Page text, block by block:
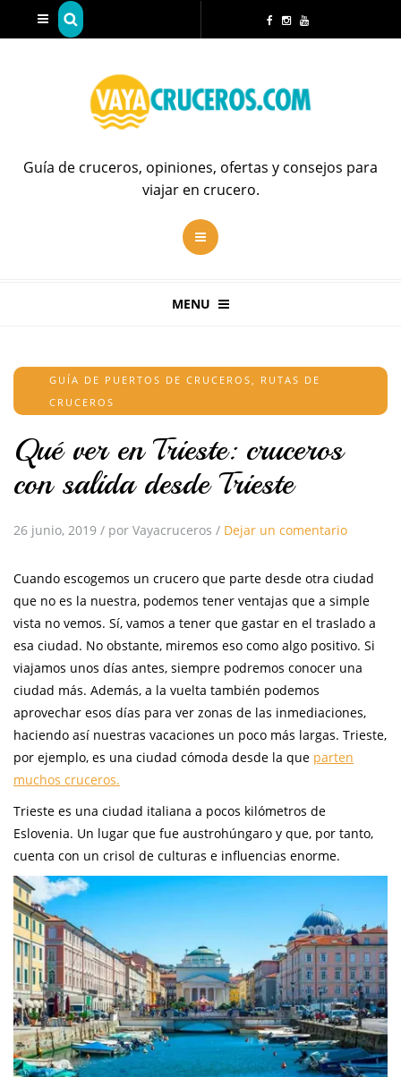
Guía de cruceros, opiniones, ofertas y consejos para
viajar en crucero.
MENU
GUÍA DE PUERTOS DE CRUCEROS, RUTAS DE
CRUCEROS
Qué ver en Trieste: cruceros
con salida desde Trieste
26 junio, 2019 / por Vayacruceros / Dejar un comentario
Cuando escogemos un crucero que parte desde otra ciudad
que no es la nuestra, podemos tener ventajas que a simple
vista no vemos. Sí, vamos a tener que gastar en el traslado a
esa ciudad. No obstante, miremos eso como algo positivo. Si
viajamos unos días antes, siempre podremos conocer una
ciudad más. Además, a la vuelta también podemos
aprovechar esos días para ver zonas de las inmediaciones,
haciendo así nuestras vacaciones un poco más largas. Trieste,
por ejemplo, es una ciudad cómoda desde la que parten
muchos cruceros.
Trieste es una ciudad italiana a pocos kilómetros de
Eslovenia. Un lugar que fue austrohúngaro y que, por tanto,
cuenta con un crisol de culturas e influencias enorme.